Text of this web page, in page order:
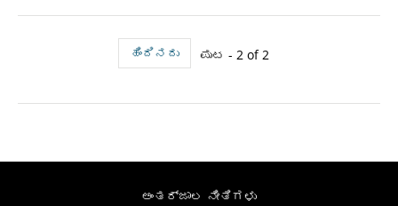
ಹಿಂದಿನದು ಪುಟ - 2 of 2
ಅಂತರ್ಜಾಲ ನೀತಿಗಳು